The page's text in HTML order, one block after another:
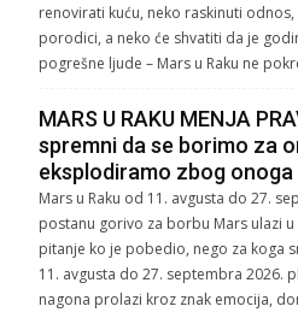
renovirati kuću, neko raskinuti
porodici, a neko će shvatiti da je
pogrešne ljude – Mars u Raku ne
MARS U RAKU MENJA
spremni da se borimo za
eksplodiramo zbog
Mars u Raku od 11. avgusta do 27.
postanu gorivo za borbu Mars ulazi u
pitanje ko je pobedio, nego za koga
11. avgusta do 27. septembra 2026.
nagona prolazi kroz znak emocija,